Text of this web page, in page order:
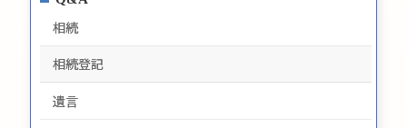
相続
相続登記
遺言